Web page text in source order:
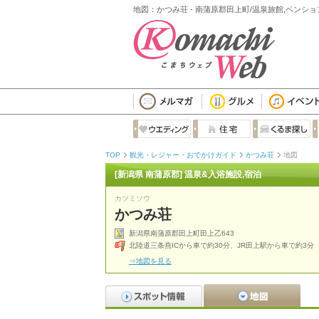
地図：かつみ荘 - 南蒲原郡田上町/温泉旅館,ペンショ
TOP 観光・レジャー・おでかけガイド かつみ荘 地図
[新潟県 南蒲原郡] 温泉&入浴施設,宿泊
カツミソウ
かつみ荘
新潟県南蒲原郡田上町田上乙643
北陸道三条燕ICから車で約30分、JR田上駅から車で約3分
⇒地図を見る